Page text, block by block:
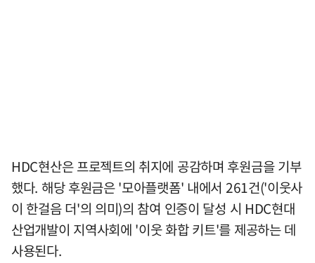
HDC현산은 프로젝트의 취지에 공감하며 후원금을 기부
했다. 해당 후원금은 '모아플랫폼' 내에서 261건('이웃사
이 한걸음 더'의 의미)의 참여 인증이 달성 시 HDC현대
산업개발이 지역사회에 '이웃 화합 키트'를 제공하는 데
사용된다.